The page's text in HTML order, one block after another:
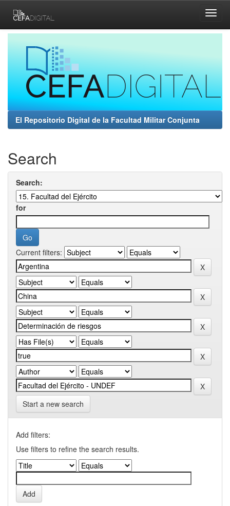
navigation
El Repositorio Digital de la Facultad Militar Conjunta
Search
Search:
for
Current filters:
Start a new search
Add filters:
Use filters to refine the search results.